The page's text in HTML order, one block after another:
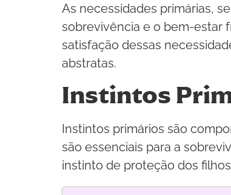
As necessidades primárias,
sobrevivência e o bem-estar
satisfação dessas
abstratas.
Instintos
Instintos primários são
são essenciais para a
instinto de proteção dos